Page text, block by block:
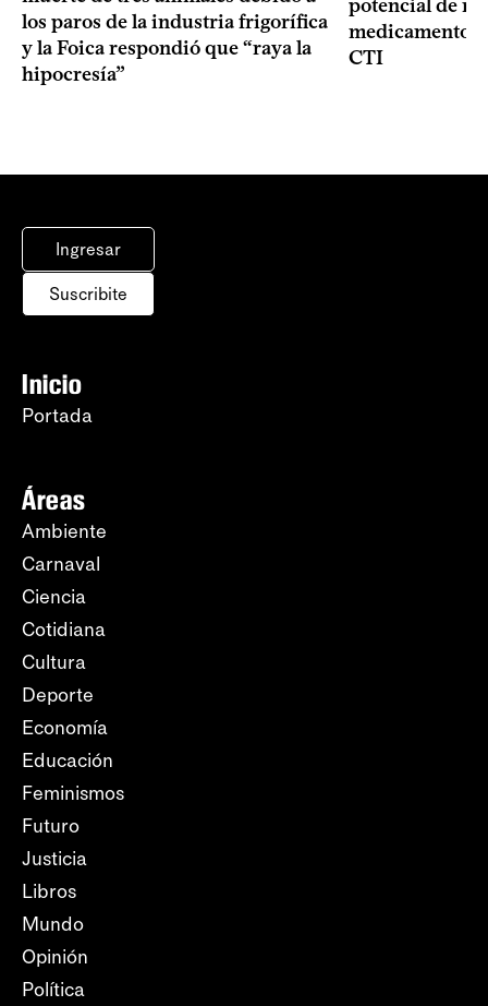
los paros de la industria frigorífica
y la Foica respondió que “raya la
hipocresía”
potencial de
medicamentos
CTI
Ingresar
Suscribite
Inicio
Portada
Áreas
Ambiente
Carnaval
Ciencia
Cotidiana
Cultura
Deporte
Economía
Educación
Feminismos
Futuro
Justicia
Libros
Mundo
Opinión
Política